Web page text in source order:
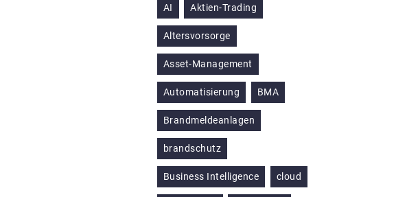
AI Aktien-Trading
Altersvorsorge
Asset-Management
Automatisierung BMA
Brandmeldeanlagen
brandschutz
Business Intelligence cloud